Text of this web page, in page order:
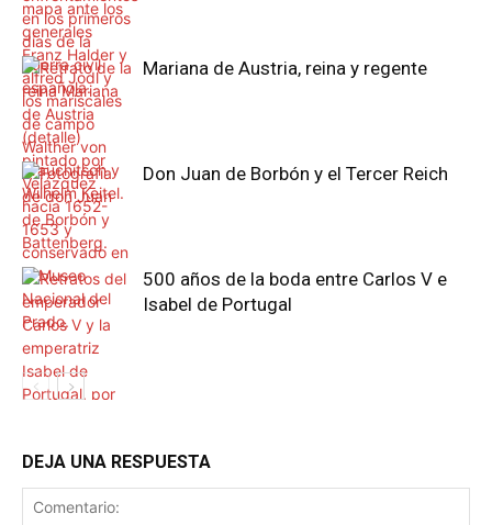
Mariana de Austria, reina y regente
Don Juan de Borbón y el Tercer Reich
500 años de la boda entre Carlos V e
Isabel de Portugal
DEJA UNA RESPUESTA